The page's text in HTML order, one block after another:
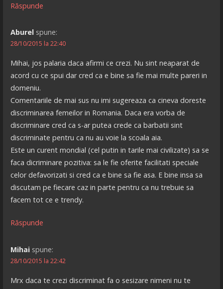
Răspunde
Aburel spune:
28/10/2015 la 22:40
Mihai, jos palaria daca afirmi ce crezi. Nu sint neaparat de
acord cu ce spui dar cred ca e bine sa fie mai multe pareri in
domeniu.
Comentariile de mai sus nu imi sugereaza ca cineva doreste
discriminarea femeilor in Romania. Daca era vorba de
discriminare cred ca s-ar putea crede ca barbatii sint
discriminate pentru ca nu au voie la scoala aia.
Este un curent mondial (cel putin in tarile mai civilizate) sa se
faca dicriminare pozitiva: sa le fie oferite facilitati speciale
celor defavorizati si cred ca e bine sa fie asa. E bine insa sa
discutam pe fiecare caz in parte pentru ca nu trebuie sa
facem tot ce e trendy.
Răspunde
Mihai spune:
28/10/2015 la 22:42
Mrx daca te crezi discriminat fa o sesizare nimeni nu te